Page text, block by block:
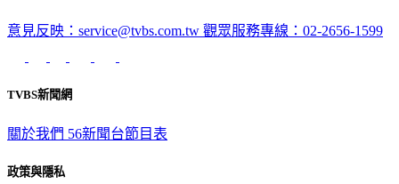
意見反映：service@tvbs.com.tw 觀眾服務專線：02-2656-1599
TVBS新聞網
關於我們 56新聞台節目表
政策與隱私